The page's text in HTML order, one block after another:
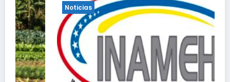
Noticias